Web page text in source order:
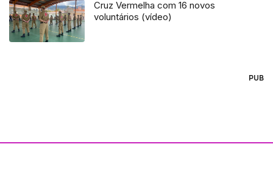
Cruz Vermelha com 16 novos
voluntários (vídeo)
PUB